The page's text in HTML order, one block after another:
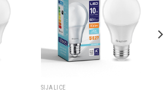
omiljene
omiljene
SIJALICE